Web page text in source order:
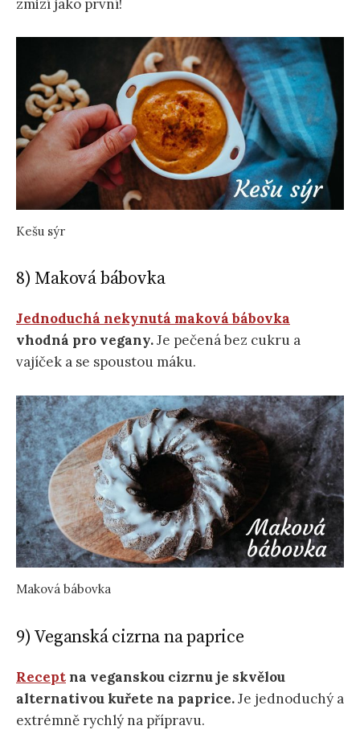
zmizí jako první!
Kešu sýr
8) Maková bábovka
Jednoduchá nekynutá maková bábovka
vhodná pro vegany.Je pečená bez cukru a
vajíček a se spoustou máku.
Maková bábovka
9) Veganská cizrna na paprice
Receptna veganskou cizrnu je skvělou
alternativou kuřete na paprice.Je jednoduchý a
extrémně rychlý na přípravu.